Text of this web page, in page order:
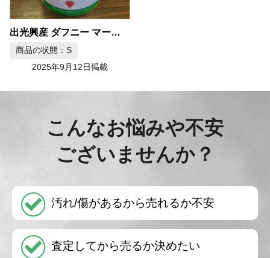
出光興産 ダフニー マーグプラス MP10 切削油 20L
商品の状態：S
2025年9月12日掲載
こんなお悩みや不安
ございませんか？
汚れ/傷があるから売れるか不安
査定してから売るか決めたい